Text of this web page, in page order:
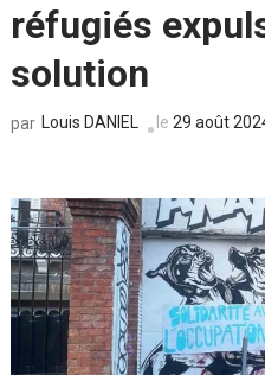
réfugiés
solution
par Louis DANIEL le 29 août